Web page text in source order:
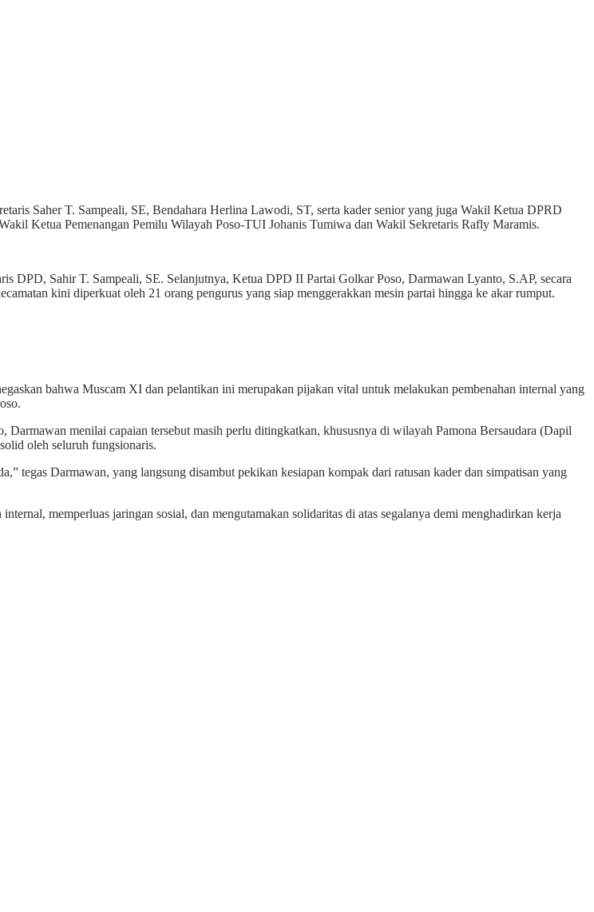
Saher T. Sampeali, SE, Bendahara Herlina Lawodi, ST, serta kader senior yang juga Wakil Ketua DPRD
Ketua Pemenangan Pemilu Wilayah Poso-TUI Johanis Tumiwa dan Wakil Sekretaris Rafly Maramis.
DPD, Sahir T. Sampeali, SE. Selanjutnya, Ketua DPD II Partai Golkar Poso, Darmawan Lyanto, S.AP, secara
kini diperkuat oleh 21 orang pengurus yang siap menggerakkan mesin partai hingga ke akar rumput.
bahwa Muscam XI dan pelantikan ini merupakan pijakan vital untuk melakukan pembenahan internal yang
menilai capaian tersebut masih perlu ditingkatkan, khususnya di wilayah Pamona Bersaudara (Dapil
oleh seluruh fungsionaris.
tegas Darmawan, yang langsung disambut pekikan kesiapan kompak dari ratusan kader dan simpatisan yang
memperluas jaringan sosial, dan mengutamakan solidaritas di atas segalanya demi menghadirkan kerja